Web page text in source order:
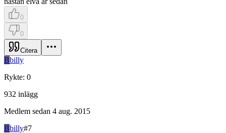
0
0
Citera
Bbilly
Rykte: 0
932 inlägg
Medlem sedan 4 aug. 2015
Bbilly#7